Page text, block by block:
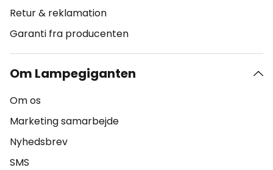
Retur & reklamation
Garanti fra producenten
Om Lampegiganten
Om os
Marketing samarbejde
Nyhedsbrev
SMS